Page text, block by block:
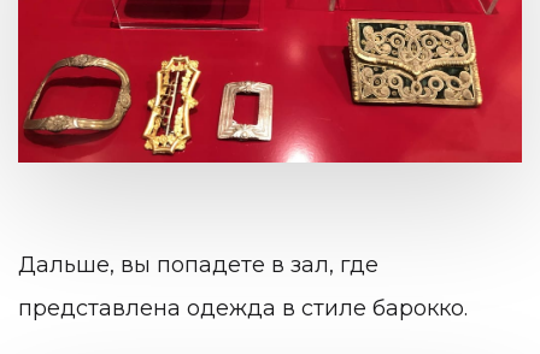
Дальше, вы попадете в зал, где
представлена одежда в стиле барокко.